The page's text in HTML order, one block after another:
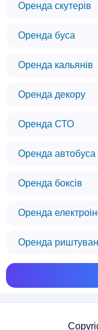
Оренда скутерів
Оренда буса
Оренда кальянів
Оренда декору
Оренда СТО
Оренда
Оренда боксів
Оренда
Оренда